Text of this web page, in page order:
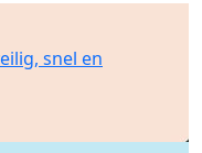
snel en